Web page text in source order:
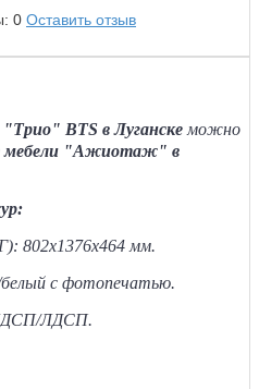
0 Оставить отзыв
BTS в Луганске можно
мебели "Ажиотаж" в
802х1376х464 мм.
с фотопечатью.
ЛДСП.